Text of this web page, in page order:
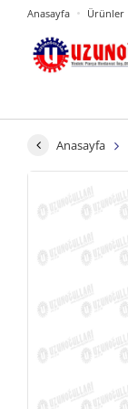
Anasayfa Ürünler
Anasayfa